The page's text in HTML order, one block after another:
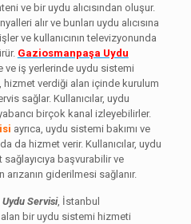
ve bir uydu alıcısından oluşur.
alır ve bunları uydu alıcısına
ve kullanıcının televizyonunda
Gaziosmanpaşa Uydu
ve iş yerlerinde uydu sistemi
hizmet verdiği alan içinde kurulum
sağlar. Kullanıcılar, uydu
birçok kanal izleyebilirler.
ayrıca, uydu sistemi bakımı ve
da hizmet verir. Kullanıcılar, uydu
sağlayıcıya başvurabilir ve
giderilmesi sağlanır.
Servisi, İstanbul
bir uydu sistemi hizmeti